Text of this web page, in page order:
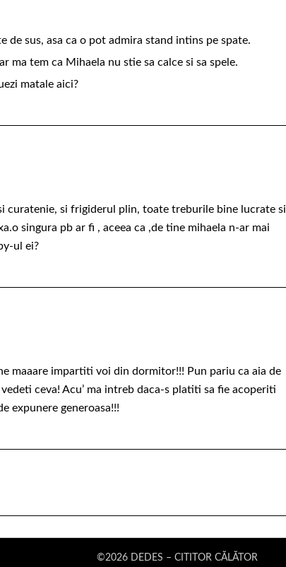
de sus, asa ca o pot admira stand intins pe spate.
ma tem ca Mihaela nu stie sa calce si sa spele.
matale aici?
curatenie, si frigiderul plin, toate treburile bine lucrate si
singura pb ar fi , aceea ca ,de tine mihaela n-ar mai
ul ei?
maaare impartiti voi din dormitor!!! Pun pariu ca aia de
ceva! Acu’ ma intreb daca-s platiti sa fie acoperiti
expunere generoasa!!!
©2026 DEDES – CITITOR CĂLĂTOR